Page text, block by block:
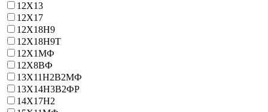
12Х13
12Х17
12Х18Н9
12Х18Н9Т
12Х1МФ
12Х8ВФ
13Х11Н2В2МФ
13Х14Н3В2ФР
14Х17Н2